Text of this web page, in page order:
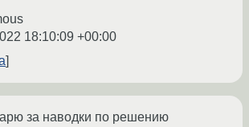
18:10:09 +00:00
за наводки по решению